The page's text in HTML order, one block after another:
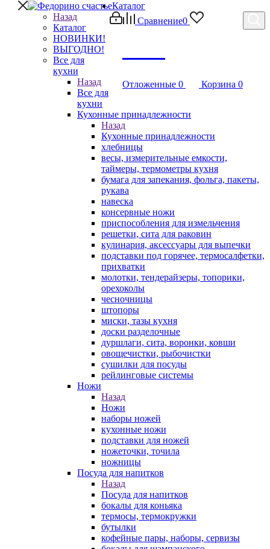
Сравнение0
Отложенные 0 Корзина 0
Каталог
Назад
Каталог
НОВИНКИ!
ВЫГОДНО!
Все для
кухни
Назад
Все для
кухни
Кухонные принадлежности
Назад
Кухонные принадлежности
хлебницы
весы, измерительные емкости,
таймеры, термометры кухня
бумага для запекания, фольга, пакеты,
рукава
навеска
консервные ножи
приспособления для измельчения
решетки, сита для раковин
кулинария, аксессуары для выпечки
подставки под горячее, термосалфетки,
прихватки
молотки, тендерайзеры, топорики,
орехоколы
чесночницы
штопоры
миски, тазы кухня
доски разделочные
дуршлаги, сита, воронки, ковши
овощечистки, рыбочистки
сушилки для посуды
рейлинговые системы
Ножи
Назад
Ножи
наборы ножей
кухонные ножи
подставки для ножей
ножеточки, точила
ножницы
Посуда для напитков
Назад
Посуда для напитков
бокалы для коньяка
термосы, термокружки
бутылки
кофейные пары, наборы, сервизы